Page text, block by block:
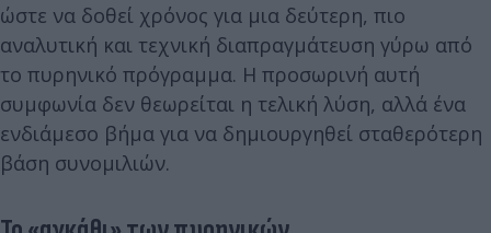
ώστε να δοθεί χρόνος για μια δεύτερη, πιο
αναλυτική και τεχνική διαπραγμάτευση γύρω από
το πυρηνικό πρόγραμμα. Η προσωρινή αυτή
συμφωνία δεν θεωρείται η τελική λύση, αλλά ένα
ενδιάμεσο βήμα για να δημιουργηθεί σταθερότερη
βάση συνομιλιών.